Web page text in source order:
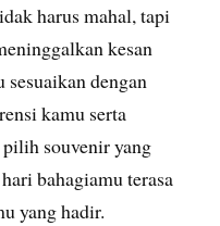
harus mahal, tapi
kesan
dengan
kamu serta
souvenir yang
bahagiamu terasa
yang hadir.